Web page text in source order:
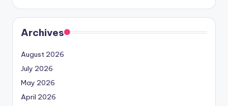
Archives
August 2026
July 2026
May 2026
April 2026